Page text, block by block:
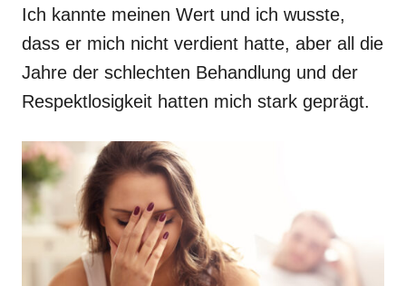
Ich kannte meinen Wert und ich wusste,
dass er mich nicht verdient hatte, aber all die
Jahre der schlechten Behandlung und der
Respektlosigkeit hatten mich stark geprägt.